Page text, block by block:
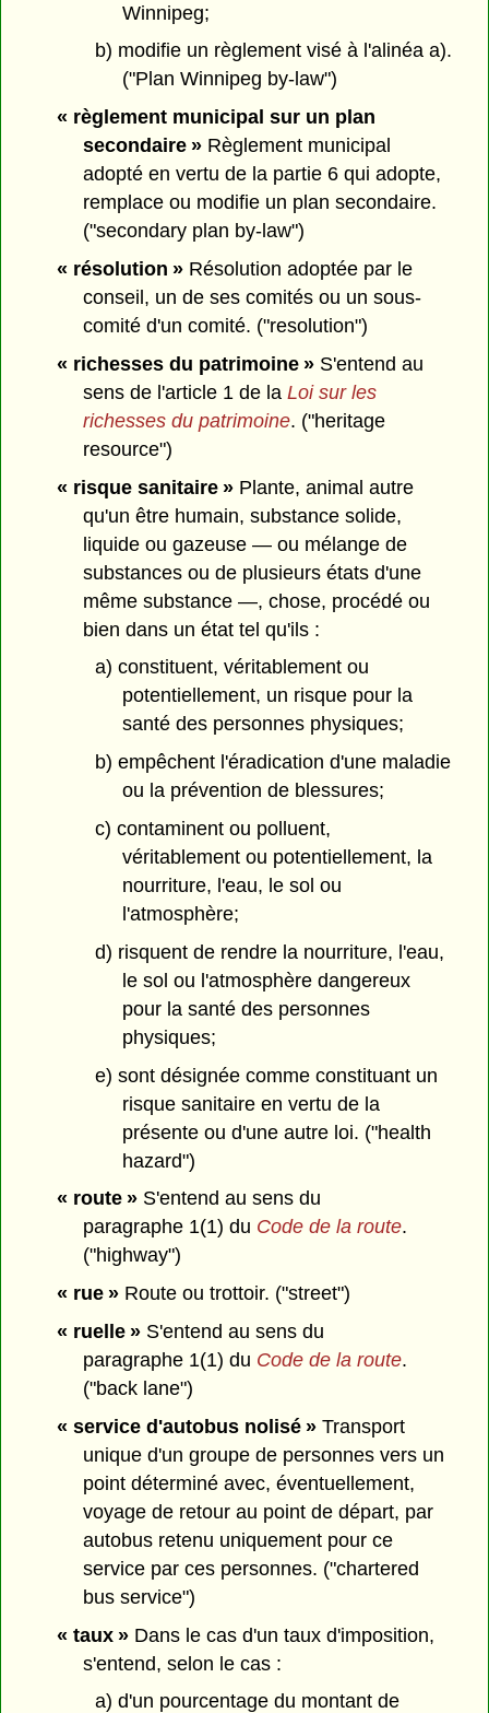
Winnipeg;
b) modifie un règlement visé à l'alinéa a).
("Plan Winnipeg by-law")
« règlement municipal sur un plan
secondaire » Règlement municipal
adopté en vertu de la partie 6 qui adopte,
remplace ou modifie un plan secondaire.
("secondary plan by-law")
« résolution »Résolution adoptée par le
conseil, un de ses comités ou un sous-
comité d'un comité. ("resolution")
« richesses du patrimoine »S'entend au
sens de l'article 1 de laLoi sur les
richesses du patrimoine. ("heritage
resource")
« risque sanitaire »Plante, animal autre
qu'un être humain, substance solide,
liquide ou gazeuse — ou mélange de
substances ou de plusieurs états d'une
même substance —, chose, procédé ou
bien dans un état tel qu'ils :
a) constituent, véritablement ou
potentiellement, un risque pour la
santé des personnes physiques;
b) empêchent l'éradication d'une maladie
ou la prévention de blessures;
c) contaminent ou polluent,
véritablement ou potentiellement, la
nourriture, l'eau, le sol ou
l'atmosphère;
d) risquent de rendre la nourriture, l'eau,
le sol ou l'atmosphère dangereux
pour la santé des personnes
physiques;
e) sont désignée comme constituant un
risque sanitaire en vertu de la
présente ou d'une autre loi. ("health
hazard")
« route »S'entend au sens du
paragraphe 1(1) du Code de la route.
("highway")
« rue »Route ou trottoir. ("street")
« ruelle »S'entend au sens du
paragraphe 1(1) du Code de la route.
("back lane")
« service d'autobus nolisé »Transport
unique d'un groupe de personnes vers un
point déterminé avec, éventuellement,
voyage de retour au point de départ, par
autobus retenu uniquement pour ce
service par ces personnes. ("chartered
bus service")
« taux »Dans le cas d'un taux d'imposition,
s'entend, selon le cas :
a) d'un pourcentage du montant de